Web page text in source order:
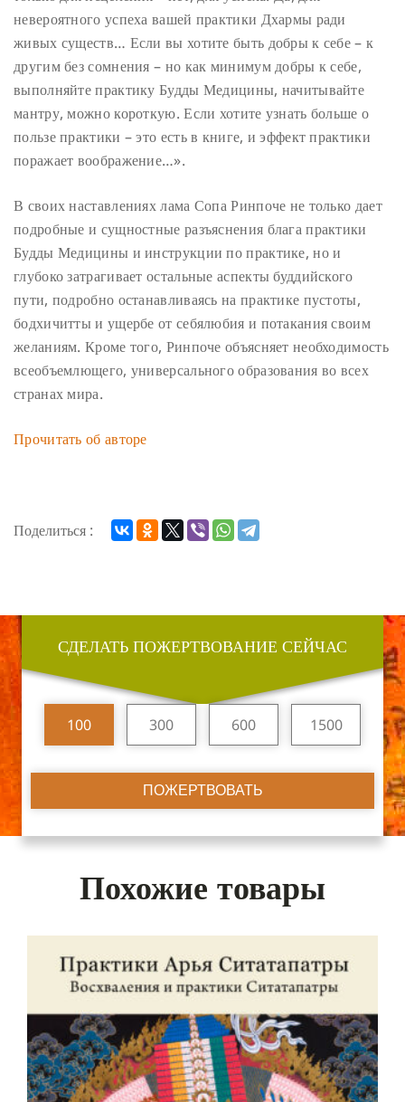
невероятного успеха вашей практики Дхармы ради
живых существ… Если вы хотите быть добры к себе – к
другим без сомнения – но как минимум добры к себе,
выполняйте практику Будды Медицины, начитывайте
мантру, можно короткую. Если хотите узнать больше о
пользе практики – это есть в книге, и эффект практики
поражает воображение…».
В своих наставлениях лама Сопа Ринпоче не только дает
подробные и сущностные разъяснения блага практики
Будды Медицины и инструкции по практике, но и
глубоко затрагивает остальные аспекты буддийского
пути, подробно останавливаясь на практике пустоты,
бодхичитты и ущербе от себялюбия и потакания своим
желаниям. Кроме того, Ринпоче объясняет необходимость
всеобъемлющего, универсального образования во всех
странах мира.
Прочитать об авторе
Поделиться :
СДЕЛАТЬ ПОЖЕРТВОВАНИЕ СЕЙЧАС
100 300 600 1500
ПОЖЕРТВОВАТЬ
Похожие товары